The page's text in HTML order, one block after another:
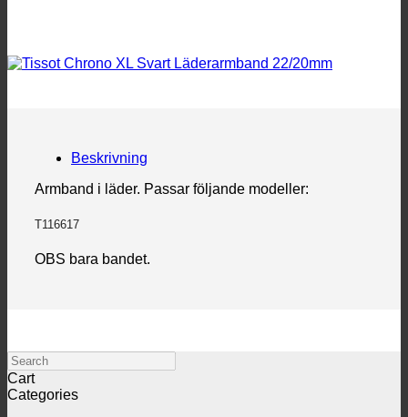
Beskrivning
Armband i läder. Passar följande modeller:
T116617
OBS bara bandet.
Search
Cart
Categories